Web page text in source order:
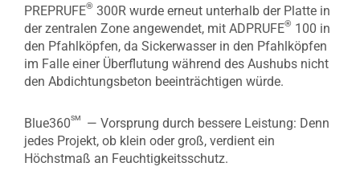
PREPRUFE® 300R wurde erneut unterhalb der Platte in
der zentralen Zone angewendet, mit ADPRUFE® 100 in
den Pfahlköpfen, da Sickerwasser in den Pfahlköpfen
im Falle einer Überflutung während des Aushubs nicht
den Abdichtungsbeton beeinträchtigen würde.
Blue360sm
— Vorsprung durch bessere Leistung: Denn
jedes Projekt, ob klein oder groß, verdient ein
Höchstmaß an Feuchtigkeitsschutz.